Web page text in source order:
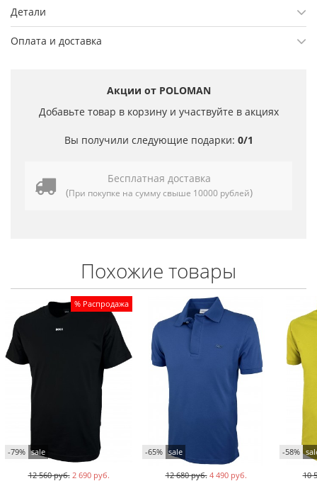
Детали
Оплата и доставка
Акции от POLOMAN
Добавьте товар в корзину и участвуйте в акциях
Вы получили следующие подарки: 0/1
Бесплатная доставка
(При покупке на сумму свыше 10000 рублей)
Похожие товары
% Распродажа
-79% sale
12 560 руб. 2 690 руб.
-65% sale
12 680 руб. 4 490 руб.
-58%
10